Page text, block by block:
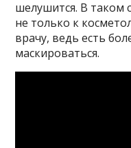
шелушится. В таком
не только к
врачу, ведь есть
маскироваться.